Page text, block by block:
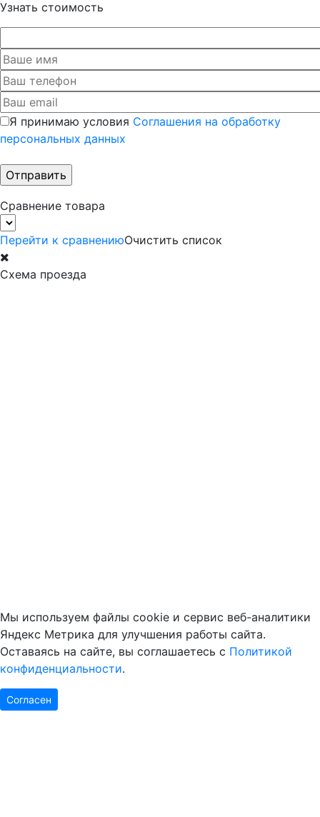
Узнать стоимость
Я принимаю условия Соглашения на обработку
персональных данных
Сравнение товара
Перейти к сравнениюОчистить список
Схема проезда
Мы используем файлы cookie и сервис веб-аналитики
Яндекс Метрика для улучшения работы сайта.
Оставаясь на сайте, вы соглашаетесь с Политикой
конфиденциальности.
Согласен